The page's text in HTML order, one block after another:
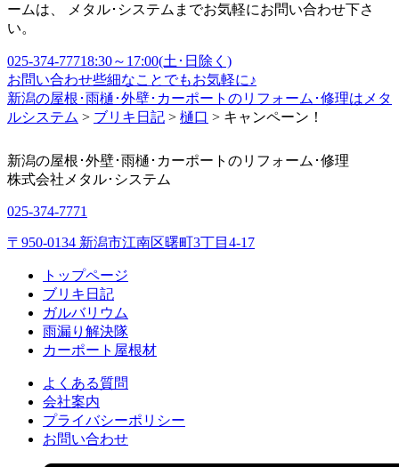
ームは、 メタル･システムまでお気軽にお問い合わせ下さ
い。
025-374-77718:30～17:00(土･日除く)
お問い合わせ些細なことでもお気軽に♪
新潟の屋根･雨樋･外壁･カーポートのリフォーム･修理はメタ
ルシステム > ブリキ日記 > 樋口 > キャンペーン！
新潟の屋根･外壁･雨樋･カーポートのリフォーム･修理
株式会社 メタル･システム
025-374-7771
〒950-0134 新潟市江南区曙町3丁目4-17
トップページ
ブリキ日記
ガルバリウム
雨漏り解決隊
カーポート屋根材
よくある質問
会社案内
プライバシーポリシー
お問い合わせ